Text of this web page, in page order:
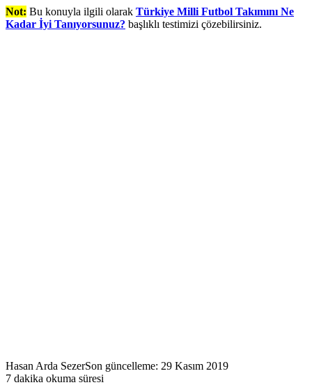
Not: Bu konuyla ilgili olarak Türkiye Milli Futbol Takımını Ne
Kadar İyi Tanıyorsunuz? başlıklı testimizi çözebilirsiniz.
Hasan Arda SezerSon güncelleme: 29 Kasım 2019
7 dakika okuma süresi